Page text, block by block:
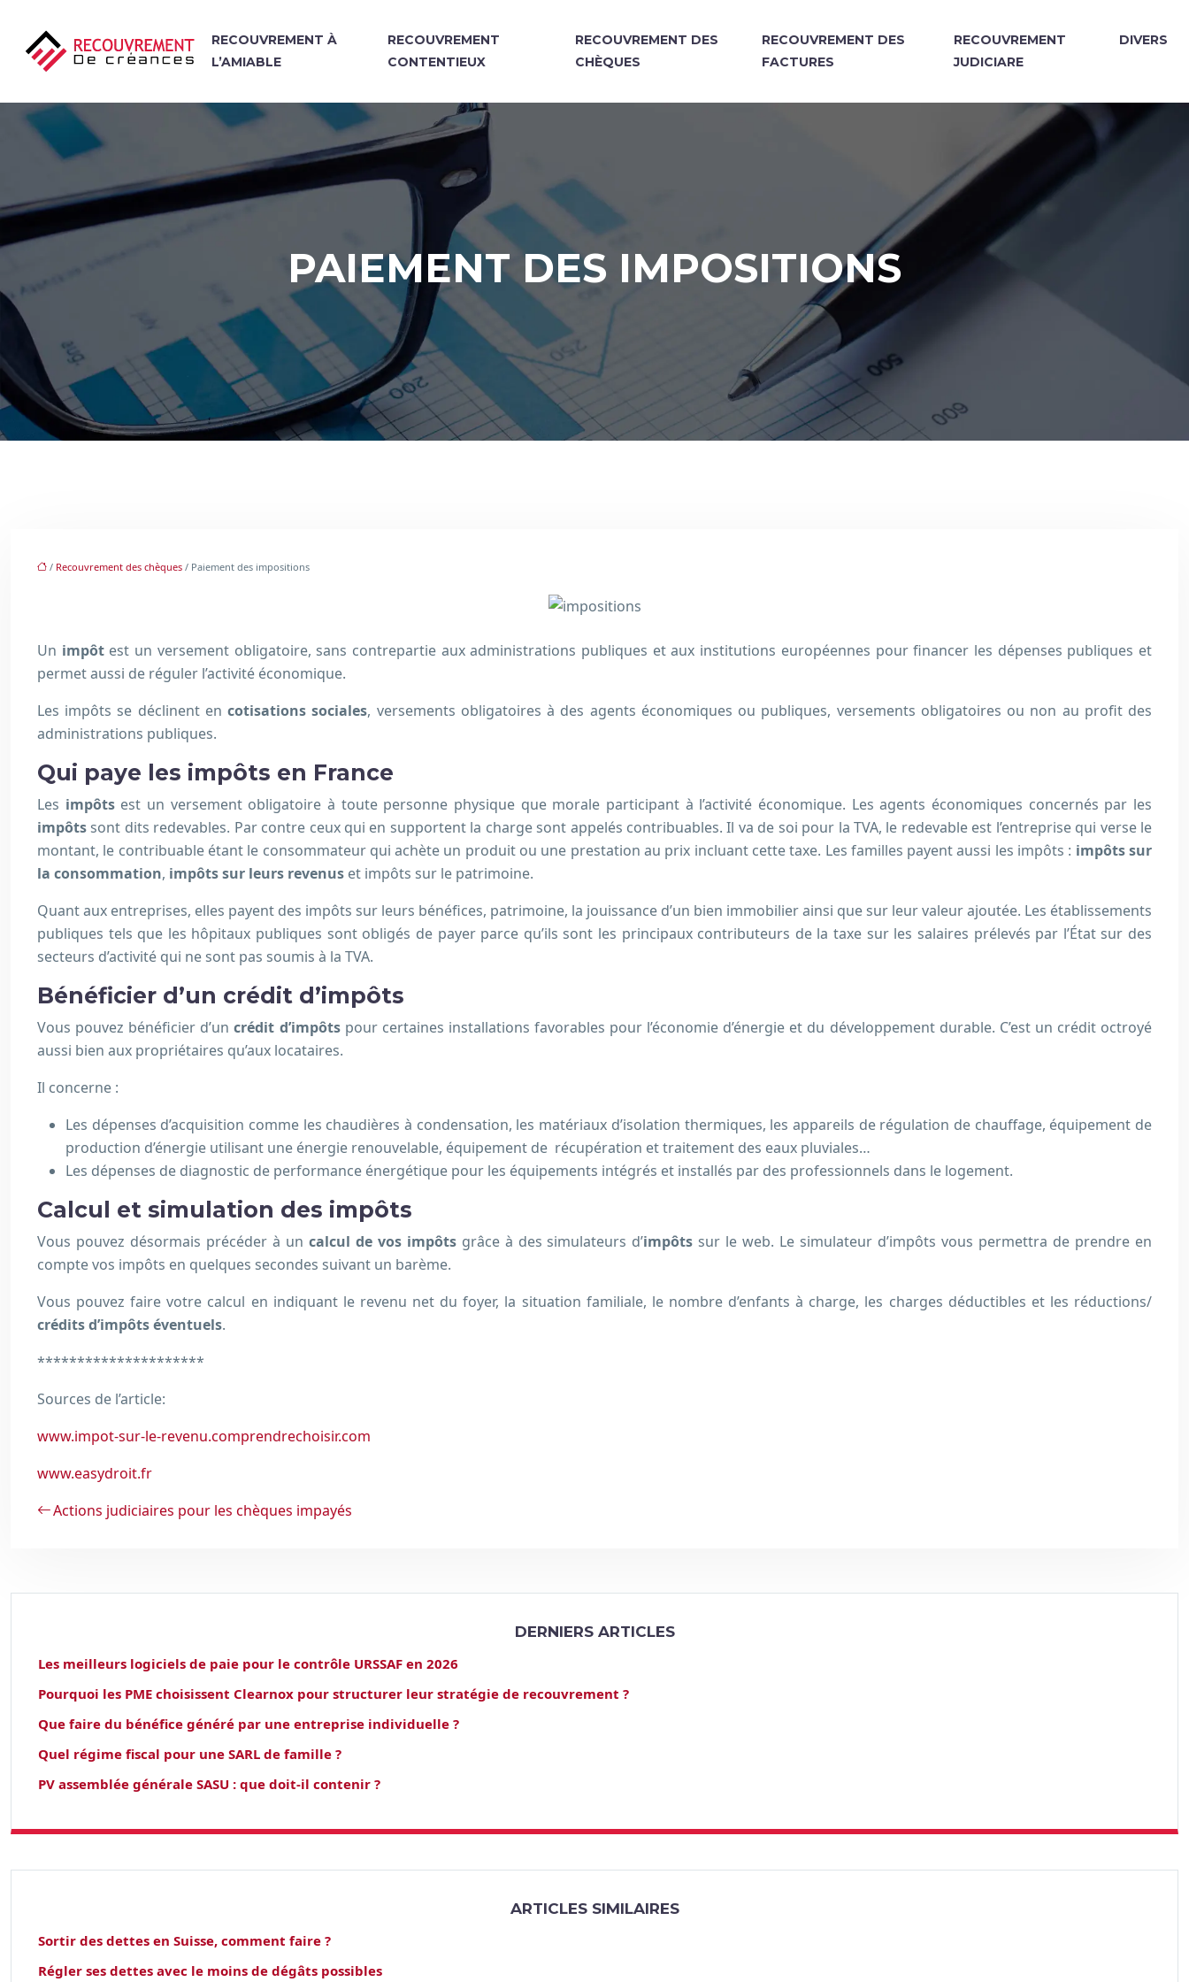
RECOUVREMENT À
L’AMIABLE
RECOUVREMENT
CONTENTIEUX
RECOUVREMENT DES
CHÈQUES
RECOUVREMENT DES
FACTURES
RECOUVREMENT
JUDICIARE
DIVERS
PAIEMENT DES IMPOSITIONS
/ Recouvrement des chèques / Paiement des impositions
Un impôtest un versement obligatoire, sans contrepartie aux administrations publiques et aux institutions européennes pour financer les dépenses publiques et
permet aussi de réguler l’activité économique.
Les impôts se déclinent encotisations sociales, versements obligatoires à des agents économiques ou publiques, versements obligatoires ou non au profit des
administrations publiques.
Qui paye les impôts en France
Les impôtsest un versement obligatoire à toute personne physique que morale participant à l’activité économique. Les agents économiques concernés par les
impôts sont dits redevables. Par contre ceux qui en supportent la charge sont appelés contribuables. Il va de soi pour la TVA, le redevable est l’entreprise qui verse le
montant, le contribuable étant le consommateur qui achète un produit ou une prestation au prix incluant cette taxe. Les familles payent aussi les impôts : impôts sur
la consommation, impôts sur leurs revenus et impôts sur le patrimoine.
Quant aux entreprises, elles payent des impôts sur leurs bénéfices, patrimoine, la jouissance d’un bien immobilier ainsi que sur leur valeur ajoutée. Les établissements
publiques tels que les hôpitaux publiques sont obligés de payer parce qu’ils sont les principaux contributeurs de la taxe sur les salaires prélevés par l’État sur des
secteurs d’activité qui ne sont pas soumis à la TVA.
Bénéficier d’un crédit d’impôts
Vous pouvez bénéficier d’uncrédit d’impôtspour certaines installations favorables pour l’économie d’énergie et du développement durable. C’est un crédit octroyé
aussi bien aux propriétaires qu’aux locataires.
Il concerne :
Les dépenses d’acquisition comme les chaudières à condensation, les matériaux d’isolation thermiques, les appareils de régulation de chauffage, équipement de
production d’énergie utilisant une énergie renouvelable, équipement de récupération et traitement des eaux pluviales…
Les dépenses de diagnostic de performance énergétique pour les équipements intégrés et installés par des professionnels dans le logement.
Calcul et simulation des impôts
Vous pouvez désormais précéder à un calcul de vos impôtsgrâce à des simulateurs d’impôts sur le web. Le simulateur d’impôts vous permettra de prendre en
compte vos impôts en quelques secondes suivant un barème.
Vous pouvez faire votre calcul en indiquant le revenu net du foyer, la situation familiale, le nombre d’enfants à charge, les charges déductibles et les réductions/
crédits d’impôts éventuels.
*********************
Sources de l’article:
www.impot-sur-le-revenu.comprendrechoisir.com
www.easydroit.fr
Actions judiciaires pour les chèques impayés
DERNIERS ARTICLES
Les meilleurs logiciels de paie pour le contrôle URSSAF en 2026
Pourquoi les PME choisissent Clearnox pour structurer leur stratégie de recouvrement ?
Que faire du bénéfice généré par une entreprise individuelle ?
Quel régime fiscal pour une SARL de famille ?
PV assemblée générale SASU : que doit-il contenir ?
ARTICLES SIMILAIRES
Sortir des dettes en Suisse, comment faire ?
Régler ses dettes avec le moins de dégâts possibles